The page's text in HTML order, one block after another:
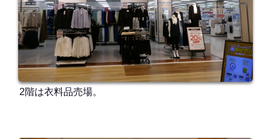
2階は衣料品売場。